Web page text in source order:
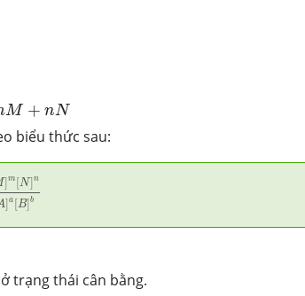
M + nN
nN
biểu thức sau:
] m [N] n
]a [B]b
[N]n
trạng thái cân bằng.